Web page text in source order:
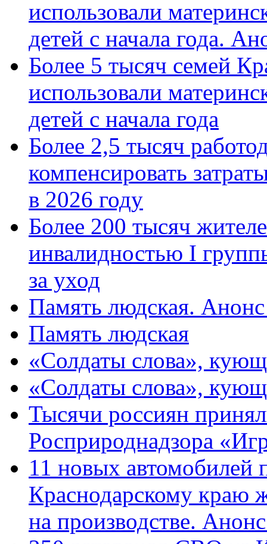
использовали
детей с начала года.
Более 5 тысяч семей
использовали
детей с начала года
Более 2,5 тысяч
компенсировать
в 2026 году
Более 200 тысяч
инвалидностью I
за уход
Память людская.
Память людская
«Солдаты слова»,
«Солдаты слова»,
Тысячи россиян
Росприроднадзора
11 новых автомобилей
Краснодарскому краю
на производстве.